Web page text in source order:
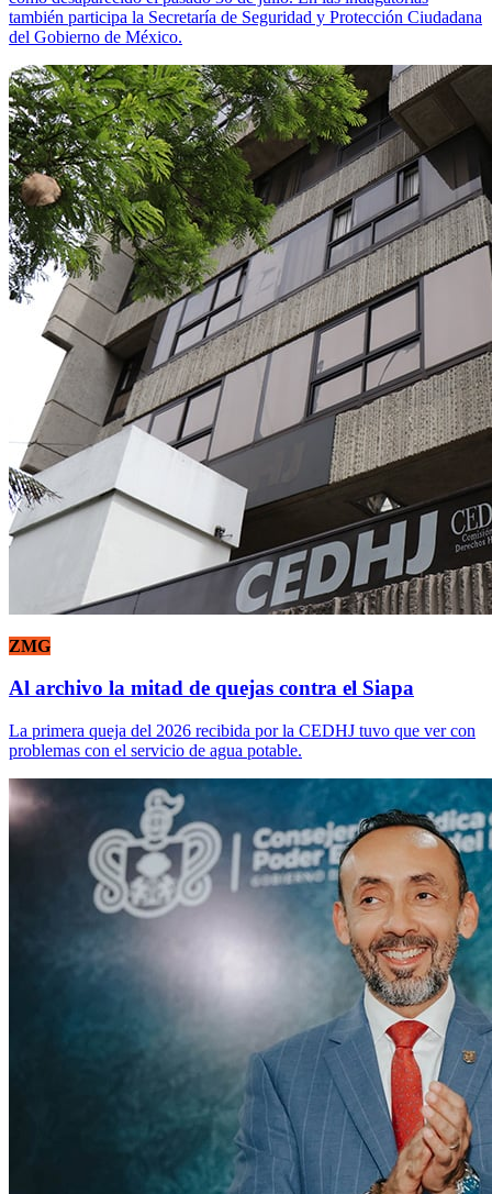
también participa la Secretaría de Seguridad y Protección Ciudadana
del Gobierno de México.
ZMG
Al archivo la mitad de quejas contra el Siapa
La primera queja del 2026 recibida por la CEDHJ tuvo que ver con
problemas con el servicio de agua potable.